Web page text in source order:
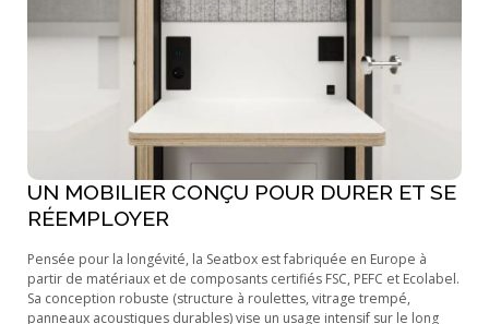
UN MOBILIER CONÇU POUR DURER ET SE
RÉEMPLOYER
Pensée pour la longévité, la Seatbox est fabriquée en Europe à
partir de matériaux et de composants certifiés FSC, PEFC et Ecolabel.
Sa conception robuste (structure à roulettes, vitrage trempé,
panneaux acoustiques durables) vise un usage intensif sur le long